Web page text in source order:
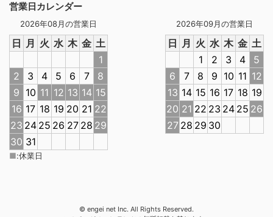
営業日カレンダー
2026年08月の営業日
日 月 火 水 木 金 土
1
2
3 4 5 6 7
8
9 10 11 12 13 14 15
16 17 18 19 20 21 22
23 24 25 26 27 28 29
30 31
2026年09月の営業日
日 月 火 水 木 金 土
1
2 3 4
5
6
7 8 9 10 11 12
13 14 15 16 17 18 19
20 21 22 23 24 25 26
27 28 29 30
■:休業日
© engei net Inc. All Rights Reserved.